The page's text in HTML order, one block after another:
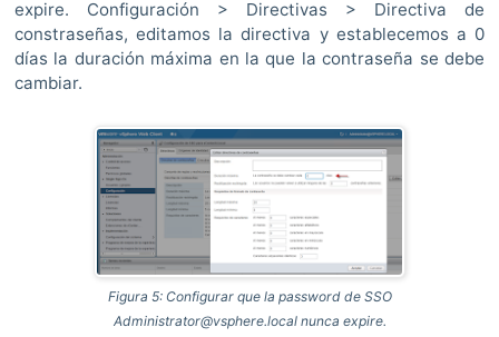
expire. Configuración > Directivas > Directiva de
constraseñas, editamos la directiva y establecemos a 0
días la duración máxima en la que la contraseña se debe
cambiar.
Figura 5: Configurar que la password de SSO
Administrator@vsphere.local nunca expire.